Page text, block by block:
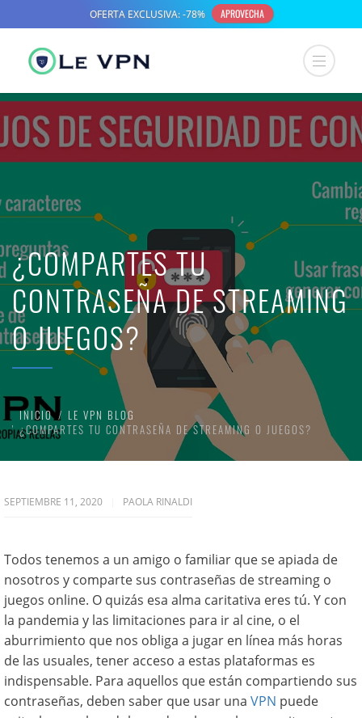
¿COMPARTES TU
CONTRASEÑA DE STREAMING
O JUEGOS?
INICIO
LE VPN BLOG
¿COMPARTES TU CONTRASEÑA DE STREAMING O JUEGOS?
SEPTIEMBRE 11, 2020 PAOLA RINALDI
Todos tenemos a un amigo o familiar que se apiada de
nosotros y comparte sus contraseñas de streaming o
juegos online. O quizás esa alma caritativa eres tú. Y con
la pandemia y las limitaciones para ir al cine, o el
aburrimiento que nos obliga a jugar en línea más horas
de las usuales, tener acceso a estas plataformas es
indispensable. Para aquellos que están compartiendo sus
contraseñas, deben saber que usar una VPN puede